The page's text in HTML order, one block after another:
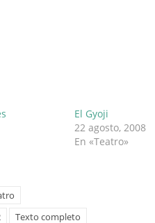
El Gyoji
22 agosto, 2008
En «Teatro»
Texto completo